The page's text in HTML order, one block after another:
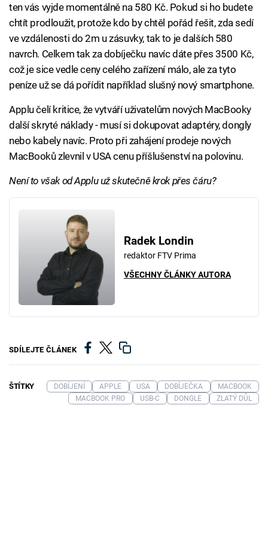
ten vás vyjde momentálně na 580 Kč. Pokud si ho budete
chtít prodloužit, protože kdo by chtěl pořád řešit, zda sedí
ve vzdálenosti do 2m u zásuvky, tak to je dalších 580
navrch. Celkem tak za dobíječku navíc dáte přes 3500 Kč,
což je sice vedle ceny celého zařízení málo, ale za tyto
peníze už se dá pořídit například slušný nový smartphone.
Applu čelí kritice, že vytváří uživatelům nových MacBooky
další skryté náklady - musí si dokupovat adaptéry, dongly
nebo kabely navíc. Proto při zahájení prodeje nových
MacBooků zlevnil v USA cenu příšlušenství na polovinu.
Není to však od Applu už skutečně krok přes čáru?
Radek Londin
redaktor FTV Prima
VŠECHNY ČLÁNKY AUTORA
SDÍLEJTE ČLÁNEK
ŠTÍTKY DOBÍJENÍ APPLE USA DOBÍJEČKA
MACBOOK
MACBOOK PRO
USB-C DONGLE ZLATÝ DŮL